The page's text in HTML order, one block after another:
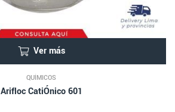
Ver más
QUÍMICOS
Arifloc CatiÓnico 601